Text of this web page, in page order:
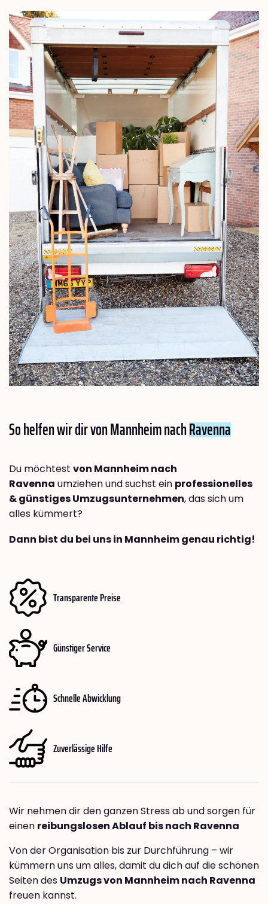
So helfen wir dir von Mannheim nachRavenna
Du möchtest von Mannheim nach
Ravenna umziehen und suchst ein professionelles
& günstiges Umzugsunternehmen, das sich um
alles kümmert?
Dann bist du bei uns in Mannheim genau richtig!
Transparente Preise
Günstiger Service
Schnelle Abwicklung
Zuverlässige Hilfe
Wir nehmen dir den ganzen Stress ab und sorgen für
einen reibungslosen Ablauf bis nach Ravenna
Von der Organisation bis zur Durchführung – wir
kümmern uns um alles, damit du dich auf die schönen
Seiten des Umzugs von Mannheim nach Ravenna
freuen kannst.